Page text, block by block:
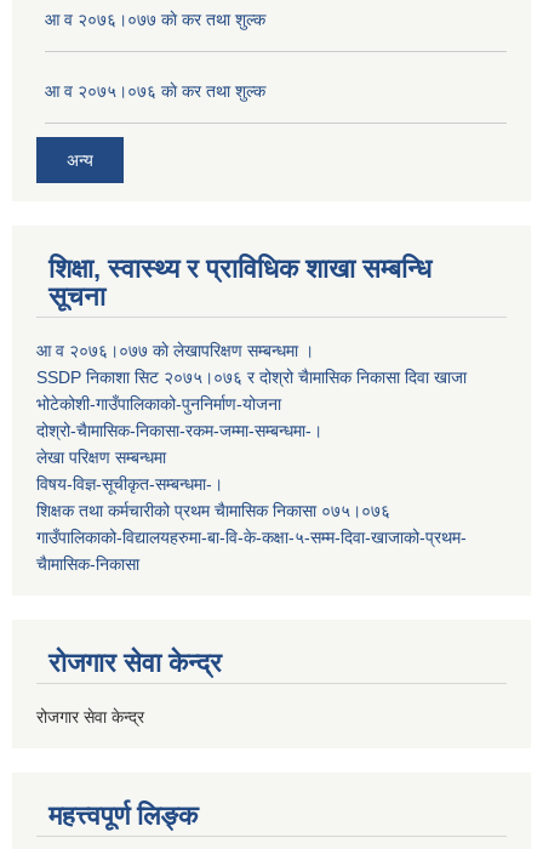
आ व २०७६।०७७ काे कर तथा शुल्क
आ व २०७५।०७६ काे कर तथा शुल्क
अन्य
शिक्षा, स्वास्थ्य र प्राविधिक शाखा सम्बन्धि
सूचना
आ व २०७६।०७७ काे लेखापरिक्षण सम्बन्धमा ।
SSDP निकाशा सिट २०७५।०७६ र दोश्रो चैामासिक निकासा दिवा खाजा
भोटेकोशी-गाउँपालिकाको-पुननिर्माण-योजना
दोश्रो-चैामासिक-निकासा-रकम-जम्मा-सम्बन्धमा-।
लेखा परिक्षण सम्बन्धमा
विषय-विज्ञ-सूचीकृत-सम्बन्धमा-।
शिक्षक तथा कर्मचारीको प्रथम च‌ैामासिक निकासा ०७५।०७६
गाउँपालिकाको-विद्यालयहरुमा-बा-वि-के-कक्षा-५-सम्म-दिवा-खाजाको-प्रथम-
चैामासिक-निकासा
रोजगार सेवा केन्द्र
रोजगार सेवा केन्द्र
महत्त्वपूर्ण लिङ्क